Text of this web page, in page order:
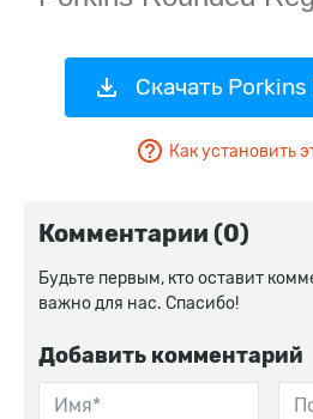
Скачать
Как установить
Комментарии (0)
Будьте первым, кто оставит
важно для нас. Спасибо!
Добавить комментарий